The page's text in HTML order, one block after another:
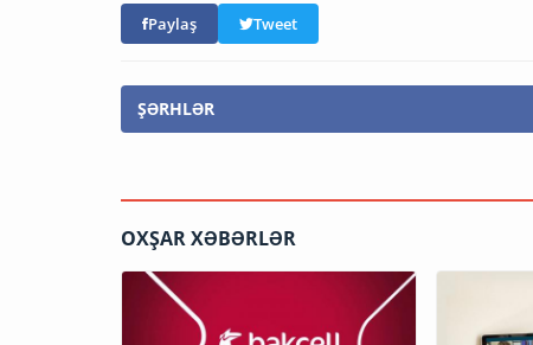
Paylaş Tweet
ŞƏRHLƏR
OXŞAR XƏBƏRLƏR